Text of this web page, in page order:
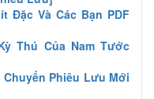
Đặc Và Các Bạn PDF
Thú Của Nam Tước
Phiêu Lưu Mới